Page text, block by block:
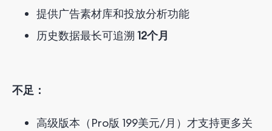
提供广告素材库和投放分析功能
历史数据最长可追溯 12个月
不足 ：
高级版本（Pro版 199美元/月）才支持更多关